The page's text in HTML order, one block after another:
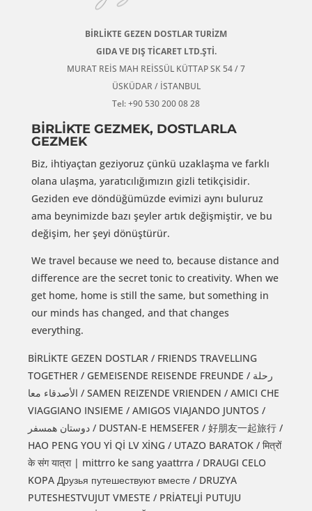
BİRLİKTE GEZEN DOSTLAR TURİZM
GIDA VE DIŞ TİCARET LTD.ŞTİ.
MURAT REİS MAH REİSSÜL KÜTTAP SK 54 / 7
ÜSKÜDAR / İSTANBUL
Tel: +90 530 200 08 28
BİRLİKTE GEZMEK, DOSTLARLA
GEZMEK
Biz, ihtiyaçtan geziyoruz çünkü uzaklaşma ve farklı
olana ulaşma, yaratıcılığımızın gizli tetikçisidir.
Geziden eve döndüğümüzde evimizi aynı buluruz
ama beynimizde bazı şeyler artık değişmiştir, ve bu
değişim, her şeyi dönüştürür.
We travel because we need to, because distance and
difference are the secret tonic to creativity. When we
get home, home is still the same, but something in
our minds has changed, and that changes
everything.
BİRLİKTE GEZEN DOSTLAR / FRIENDS TRAVELLING
TOGETHER / GEMEISENDE REISENDE FREUNDE / رحلة
الأصدقاء معا / SAMEN REIZENDE VRIENDEN / AMICI CHE
VIAGGIANO INSIEME / AMIGOS VIAJANDO JUNTOS /
دوستان همسفر / DUSTAN-E HEMSEFER / 好朋友一起旅行 /
HAO PENG YOU Yİ Qİ LV XİNG / UTAZO BARATOK / मित्रों
के संग यात्रा | mittrro ke sang yaattrra / DRAUGI CELO
KOPA Друзья путешествуют вместе / DRUZYA
PUTESHESTVUJUT VMESTE / PRİATELJİ PUTUJU